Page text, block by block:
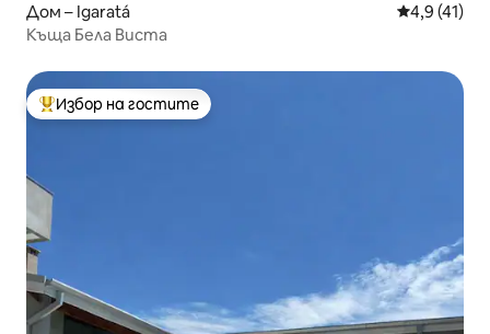
Дом – Igaratá Средна
4,9 (41)
Къща Бела Виста
Най-популярен избор на гостите
Избор на гостите